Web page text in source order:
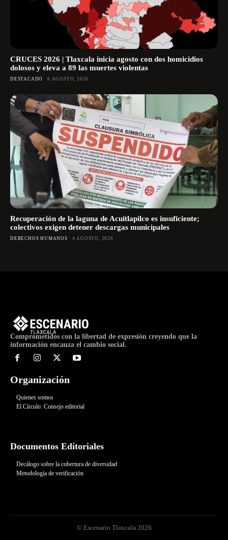
CRUCES 2026 | Tlaxcala inicia agosto con dos homicidios
dolosos y eleva a 89 las muertes violentas
DESTACADO 6 AGOSTO, 2026
Recuperación de la laguna de Acuitlapilco es insuficiente;
colectivos exigen detener descargas municipales
DERECHOS HUMANOS 4 AGOSTO, 2026
Comprometidos con la libertad de expresión creyendo que la
información encauza el cambio social.
Organización
Quienes somos
El Círculo: Consejo editorial
Documentos Editoriales
Decálogo sobre la cobertura de diversidad
Metodología de verificación
© Escenario Tlaxcala 2026